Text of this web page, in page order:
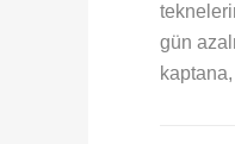
gün